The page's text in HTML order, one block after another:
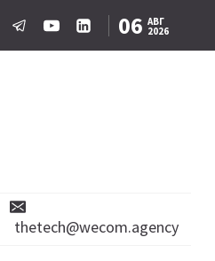
06 АВГ
2026
thetech@wecom.agency